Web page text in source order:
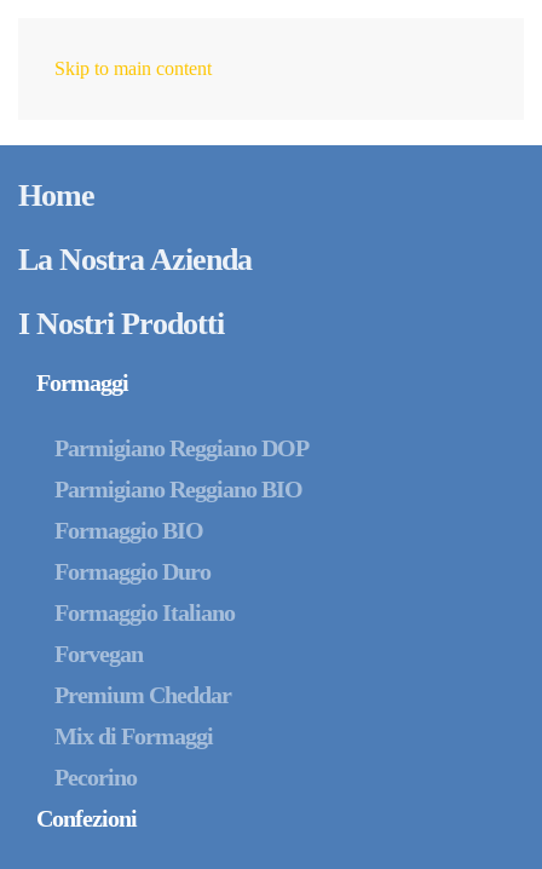
Skip to main content
Home
La Nostra Azienda
I Nostri Prodotti
Formaggi
Parmigiano Reggiano DOP
Parmigiano Reggiano BIO
Formaggio BIO
Formaggio Duro
Formaggio Italiano
Forvegan
Premium Cheddar
Mix di Formaggi
Pecorino
Confezioni
Trasporto e Logistica
dei Formaggi: Sfide e
Soluzioni per la
Distribuzione
Internazionale